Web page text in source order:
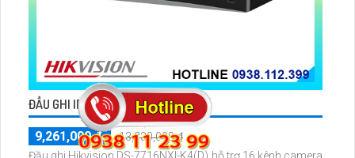
ĐẦU GHI IP 16 DS-7716NXI-K4(D)
9,261,000 ₫
13,230,000 ₫